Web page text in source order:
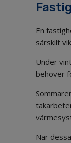
En
särskilt
Under
behöver
När